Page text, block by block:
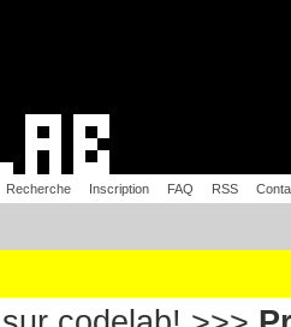
Recherche Inscription FAQ RSS